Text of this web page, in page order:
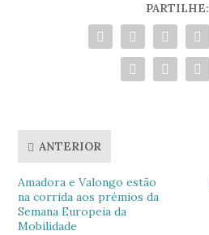
PARTILHE:
ANTERIOR
Amadora e Valongo estão
na corrida aos prémios da
Semana Europeia da
Mobilidade